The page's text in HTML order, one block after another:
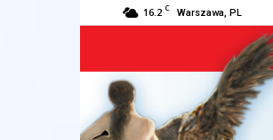
16.2 C Warszawa, PL